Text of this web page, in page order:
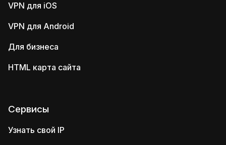
VPN для iOS
VPN для Android
Для бизнеса
HTML карта сайта
Сервисы
Узнать свой IP